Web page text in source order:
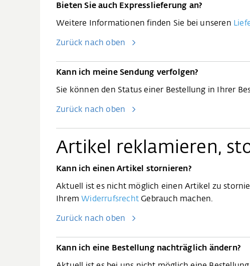
Bieten Sie auch Expresslieferung an?
Weitere Informationen finden Sie bei unseren
Zurück nach oben
Kann ich meine Sendung verfolgen?
Sie können den Status einer Bestellung in Ihrer
Zurück nach oben
Artikel reklamieren,
​​​​​​Kann ich einen Artikel stornieren?
Aktuell ist es nicht möglich einen Artikel zu
Ihrem Widerrufsrecht Gebrauch machen.
Zurück nach oben
Kann ich eine Bestellung nachträglich ändern?